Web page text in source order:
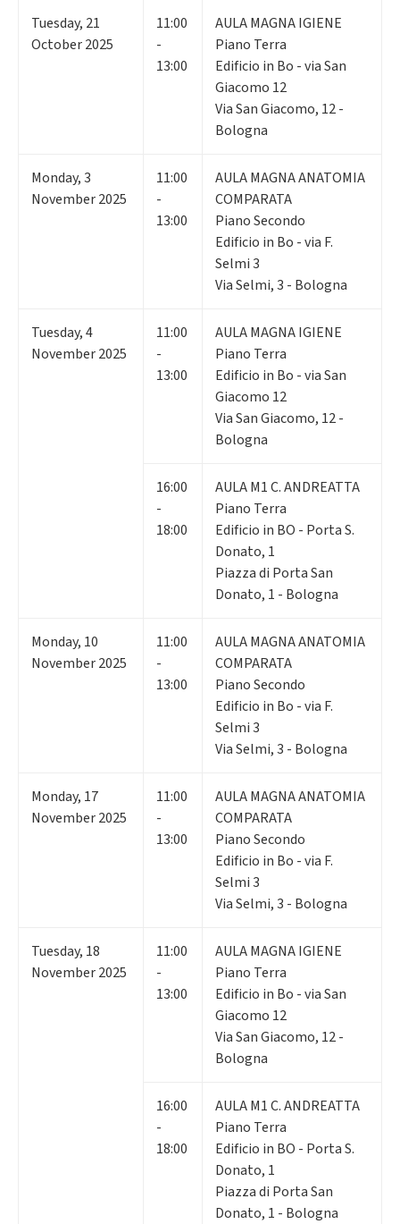
Tuesday, 21
October 2025
11:00
-
13:00
AULA MAGNA IGIENE
Piano Terra
Edificio in Bo - via San
Giacomo 12
Via San Giacomo, 12 -
Bologna
Monday,3
November 2025
11:00
-
13:00
AULA MAGNA ANATOMIA
COMPARATA
Piano Secondo
Edificio in Bo - via F.
Selmi 3
Via Selmi, 3 - Bologna
Tuesday,4
November 2025
11:00
-
13:00
AULA MAGNA IGIENE
Piano Terra
Edificio in Bo - via San
Giacomo 12
Via San Giacomo, 12 -
Bologna
16:00
-
18:00
AULA M1 C. ANDREATTA
Piano Terra
Edificio in BO - Porta S.
Donato, 1
Piazza di Porta San
Donato, 1 - Bologna
Monday, 10
November 2025
11:00
-
13:00
AULA MAGNA ANATOMIA
COMPARATA
Piano Secondo
Edificio in Bo - via F.
Selmi 3
Via Selmi, 3 - Bologna
Monday, 17
November 2025
11:00
-
13:00
AULA MAGNA ANATOMIA
COMPARATA
Piano Secondo
Edificio in Bo - via F.
Selmi 3
Via Selmi, 3 - Bologna
Tuesday, 18
November 2025
11:00
-
13:00
AULA MAGNA IGIENE
Piano Terra
Edificio in Bo - via San
Giacomo 12
Via San Giacomo, 12 -
Bologna
16:00
-
18:00
AULA M1 C. ANDREATTA
Piano Terra
Edificio in BO - Porta S.
Donato, 1
Piazza di Porta San
Donato, 1 - Bologna